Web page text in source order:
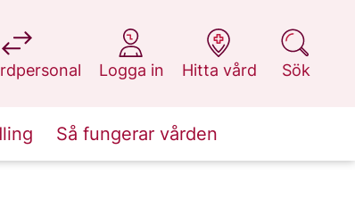
1177.se
Logga in
på 1177.se
Hitta vård
på 1177.se
Sök
på 1177.se
Så fungerar vården